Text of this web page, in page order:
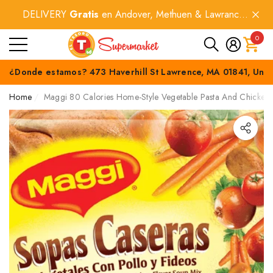
DELIVERY Gratis en Andover, Methuen & Lawrance
por compras$60+.
0
0
¿Donde estamos? 473 Haverhill St Lawrence, MA 01841,
Home Maggi 80 Calories Home-Style Vegetable Pasta And